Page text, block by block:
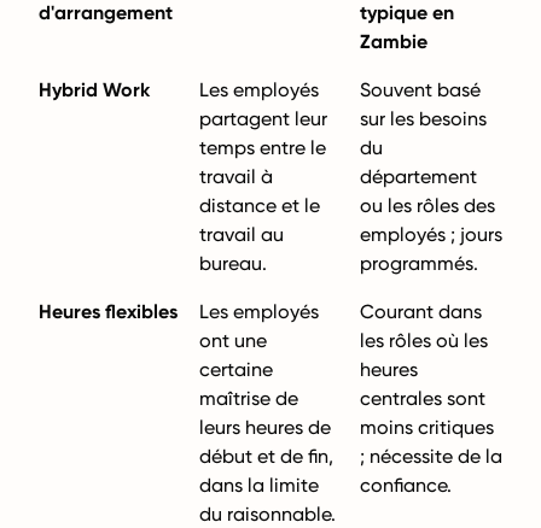
d'arrangement
typique en
Zambie
Hybrid Work
Les employés
partagent leur
temps entre le
travail à
distance et le
travail au
bureau.
Souvent basé
sur les besoins
du
département
ou les rôles des
employés ; jours
programmés.
Heures flexibles
Les employés
ont une
certaine
maîtrise de
leurs heures de
début et de fin,
dans la limite
du raisonnable.
Courant dans
les rôles où les
heures
centrales sont
moins critiques
; nécessite de la
confiance.